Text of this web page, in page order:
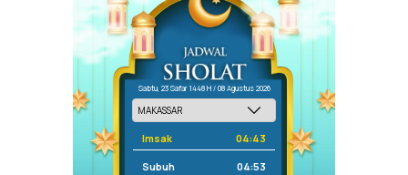
Sabtu, 23 Safar 1448 H / 08 Agustus 2026
Imsak 04:43
Subuh 04:53